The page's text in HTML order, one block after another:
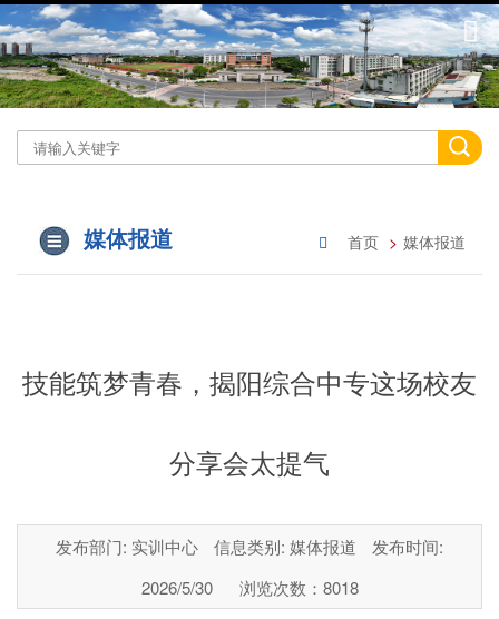
媒体报道 首页 媒体报道
技能筑梦青春，揭阳综合中专这场校友
分享会太提气
发布部门: 实训中心 信息类别: 媒体报道
发布时间:
2026/5/30
浏览次数： 8018